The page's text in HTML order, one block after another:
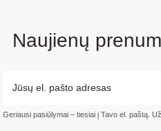
Naujienų
Geriausi pasiūlymai – tiesiai į Tavo el. paštą.